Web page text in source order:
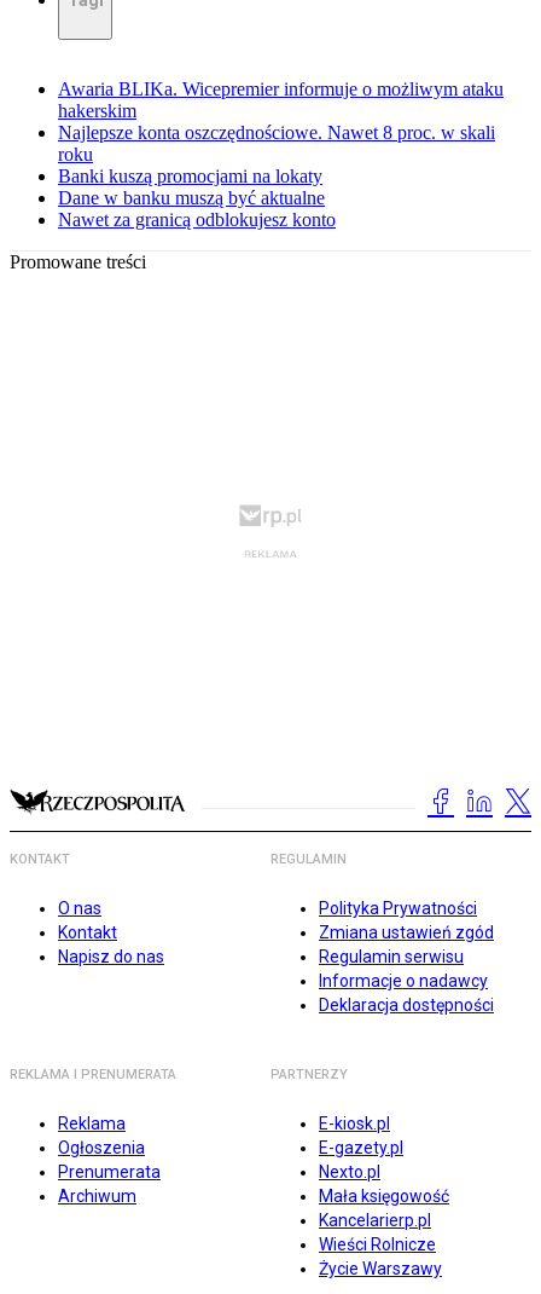
Awaria BLIKa. Wicepremier informuje o możliwym ataku
hakerskim
Najlepsze konta oszczędnościowe. Nawet 8 proc. w skali
roku
Banki kuszą promocjami na lokaty
Dane w banku muszą być aktualne
Nawet za granicą odblokujesz konto
Promowane treści
KONTAKT
O nas
Kontakt
Napisz do nas
REGULAMIN
Polityka Prywatności
Zmiana ustawień zgód
Regulamin serwisu
Informacje o nadawcy
Deklaracja dostępności
REKLAMA I PRENUMERATA
Reklama
Ogłoszenia
Prenumerata
Archiwum
PARTNERZY
E-kiosk.pl
E-gazety.pl
Nexto.pl
Mała księgowość
Kancelarierp.pl
Wieści Rolnicze
Życie Warszawy